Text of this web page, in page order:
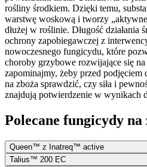
rośliny środkiem. Dzięki temu,
warstwę woskową i tworzy
dłużej w roślinie. Długość działania
ochrony zapobiegawczej z
nowoczesnego fungicydu, które
choroby grzybowe rozwijające się
zapominajmy, żeby przed
na zboża sprawdzić, czy siła i
znajdują potwierdzenie w wynikach
Polecane fungicydy na
Queen™ z Inatreq™ active
Talius™ 200 EC